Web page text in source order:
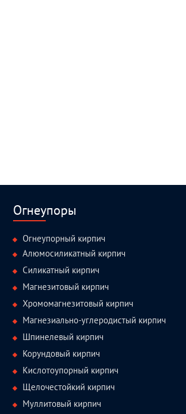
Огнеупоры
Огнеупорный кирпич
Алюмосиликатный кирпич
Силикатный кирпич
Магнезитовый кирпич
Хромомагнезитовый кирпич
Магнезиально-углеродистый кирпич
Шпинелевый кирпич
Корундовый кирпич
Кислотоупорный кирпич
Щелочестойкий кирпич
Муллитовый кирпич